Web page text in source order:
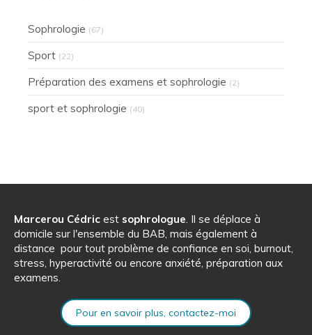
Sophrologie (67)
Sport (22)
Préparation des examens et sophrologie (2)
sport et sophrologie (40)
Marcerou Cédric est sophrologue. Il se déplace à
domicile sur l'ensemble du BAB, mais également à
distance pour tout problème de confiance en soi, burnout,
stress, hyperactivité ou encore anxiété, préparation aux
examens.
Pour en savoir plus, contactez-moi